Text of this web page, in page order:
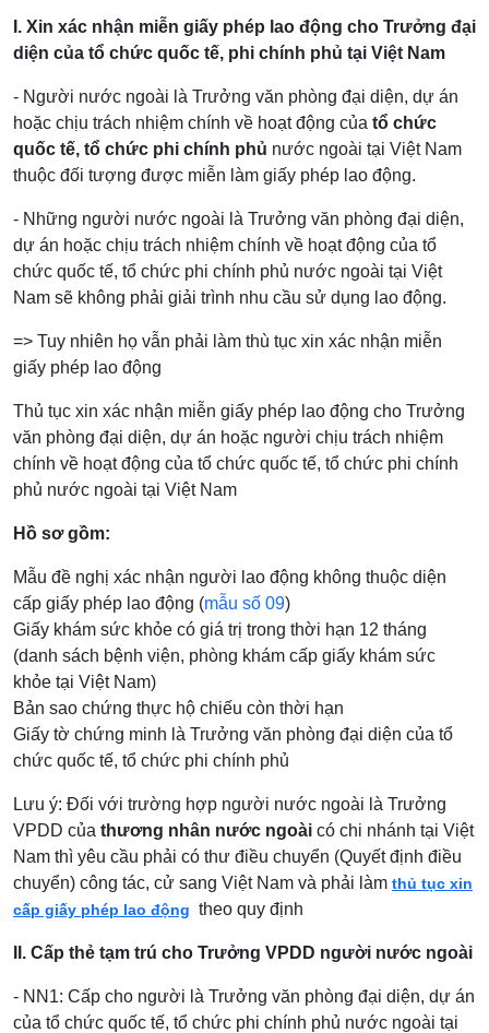
I. Xin xác nhận miễn giấy phép lao động cho Trưởng đại
diện của tổ chức quốc tế, phi chính phủ tại Việt Nam
- Người nước ngoài là Trưởng văn phòng đại diện, dự án
hoặc chịu trách nhiệm chính về hoạt động của tổ chức
quốc tế, tổ chức phi chính phủ nước ngoài tại Việt Nam
thuộc đối tượng được miễn làm giấy phép lao động.
- Những người nước ngoài là Trưởng văn phòng đại diện,
dự án hoặc chịu trách nhiệm chính về hoạt động của tổ
chức quốc tế, tổ chức phi chính phủ nước ngoài tại Việt
Nam sẽ không phải giải trình nhu cầu sử dụng lao động.
=> Tuy nhiên họ vẫn phải làm thù tục xin xác nhận miễn
giấy phép lao động
Thủ tục xin xác nhận miễn giấy phép lao động cho Trưởng
văn phòng đại diện, dự án hoặc người chịu trách nhiệm
chính về hoạt động của tổ chức quốc tế, tổ chức phi chính
phủ nước ngoài tại Việt Nam
Hồ sơ gồm:
Mẫu đề nghị xác nhận người lao động không thuộc diện
cấp giấy phép lao động (mẫu số 09)
Giấy khám sức khỏe có giá trị trong thời hạn 12 tháng
(danh sách bệnh viện, phòng khám cấp giấy khám sức
khỏe tại Việt Nam)
Bản sao chứng thực hộ chiếu còn thời hạn
Giấy tờ chứng minh là Trưởng văn phòng đại diện của tổ
chức quốc tế, tổ chức phi chính phủ
Lưu ý: Đối với trường hợp người nước ngoài là Trưởng
VPDD của thương nhân nước ngoài có chi nhánh tại Việt
Nam thì yêu cầu phải có thư điều chuyển (Quyết định điều
chuyển) công tác, cử sang Việt Nam và phải làm thủ tục xin
cấp giấy phép lao động theo quy định
II. Cấp thẻ tạm trú cho Trưởng VPDD người nước ngoài
- NN1: Cấp cho người là Trưởng văn phòng đại diện, dự án
của tổ chức quốc tế, tổ chức phi chính phủ nước ngoài tại